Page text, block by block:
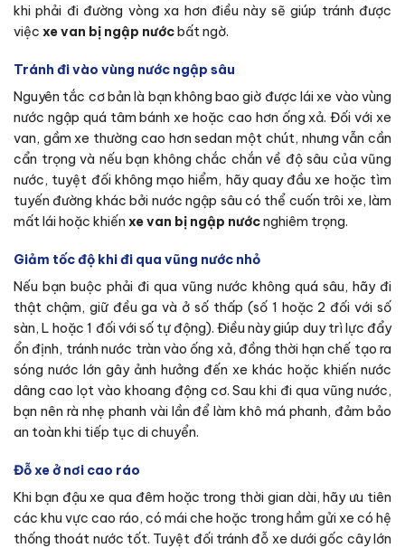
khi phải đi đường vòng xa hơn điều này sẽ giúp tránh được
việc xe van bị ngập nướcbất ngờ.
Tránh đi vào vùng nước ngập sâu
Nguyên tắc cơ bản là bạn không bao giờ được lái xe vào vùng
nước ngập quá tâm bánh xe hoặc cao hơn ống xả. Đối với xe
van, gầm xe thường cao hơn sedan một chút, nhưng vẫn cần
cẩn trọng và nếu bạn không chắc chắn về độ sâu của vũng
nước, tuyệt đối không mạo hiểm, hãy quay đầu xe hoặc tìm
tuyến đường khác bởi nước ngập sâu có thể cuốn trôi xe, làm
mất lái hoặc khiến xe van bị ngập nướcnghiêm trọng.
Giảm tốc độ khi đi qua vũng nước nhỏ
Nếu bạn buộc phải đi qua vũng nước không quá sâu, hãy đi
thật chậm, giữ đều ga và ở số thấp (số 1 hoặc 2 đối với số
sàn, L hoặc 1 đối với số tự động). Điều này giúp duy trì lực đẩy
ổn định, tránh nước tràn vào ống xả, đồng thời hạn chế tạo ra
sóng nước lớn gây ảnh hưởng đến xe khác hoặc khiến nước
dâng cao lọt vào khoang động cơ. Sau khi đi qua vũng nước,
bạn nên rà nhẹ phanh vài lần để làm khô má phanh, đảm bảo
an toàn khi tiếp tục di chuyển.
Đỗ xe ở nơi cao ráo
Khi bạn đậu xe qua đêm hoặc trong thời gian dài, hãy ưu tiên
các khu vực cao ráo, có mái che hoặc trong hầm gửi xe có hệ
thống thoát nước tốt. Tuyệt đối tránh đỗ xe dưới gốc cây lớn